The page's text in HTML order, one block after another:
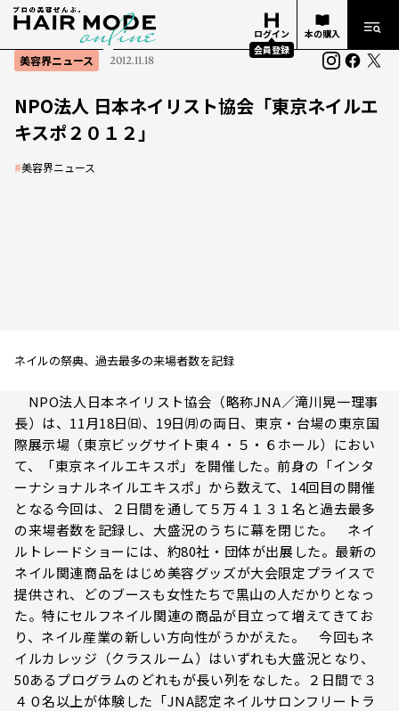
ログイン
会員登録
本の購入
美容界ニュース 2012.11.18
NPO法人 日本ネイリスト協会「東京ネイルエ
キスポ２０１２」
#美容界ニュース
ネイルの祭典、過去最多の来場者数を記録
NPO法人日本ネイリスト協会（略称JNA／滝川晃一理事
長）は、11月18日㈰、19日㈪の両日、東京・台場の東京国
際展示場（東京ビッグサイト東４・５・６ホール）におい
て、「東京ネイルエキスポ」を開催した。前身の「インタ
ーナショナルネイルエキスポ」から数えて、14回目の開催
となる今回は、２日間を通して５万４１３１名と過去最多
の来場者数を記録し、大盛況のうちに幕を閉じた。 ネイ
ルトレードショーには、約80社・団体が出展した。最新の
ネイル関連商品をはじめ美容グッズが大会限定プライスで
提供され、どのブースも女性たちで黒山の人だかりとなっ
た。特にセルフネイル関連の商品が目立って増えてきてお
り、ネイル産業の新しい方向性がうかがえた。 今回もネ
イルカレッジ（クラスルーム）はいずれも大盛況となり、
50あるプログラムのどれもが長い列をなした。２日間で３
４０名以上が体験した「JNA認定ネイルサロンフリートラ